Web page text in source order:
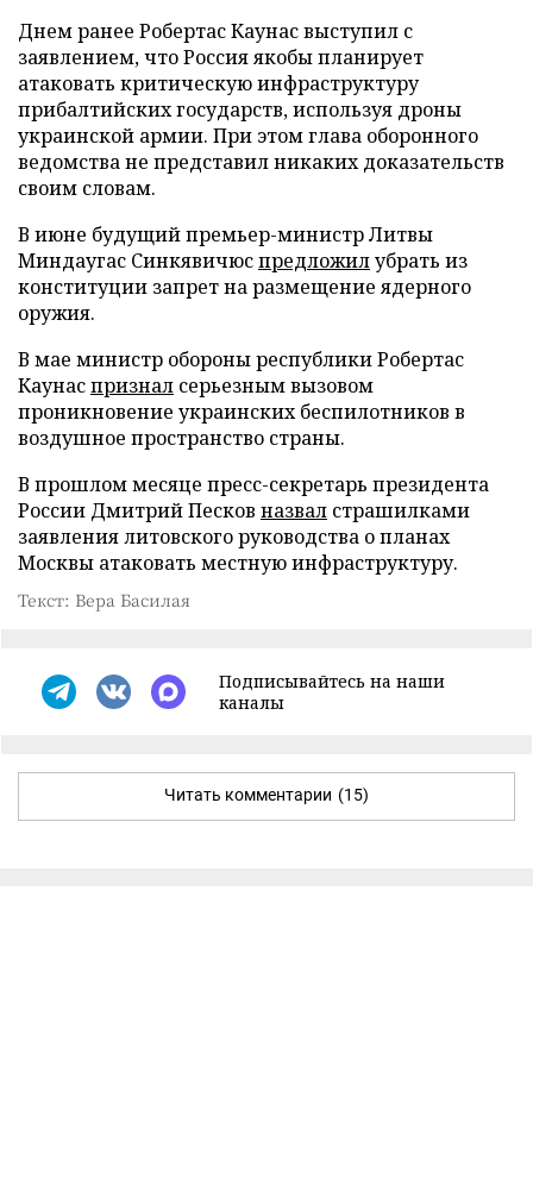
Днем ранее Робертас Каунас выступил с
заявлением, что Россия якобы планирует
атаковать критическую инфраструктуру
прибалтийских государств, используя дроны
украинской армии. При этом глава оборонного
ведомства не представил никаких доказательств
своим словам.
В июне будущий премьер-министр Литвы
Миндаугас Синкявичюспредложилубрать из
конституции запрет на размещение ядерного
оружия.
В мае министр обороны республики Робертас
Каунаспризнал серьезным вызовом
проникновение украинских беспилотников в
воздушное пространство страны.
В прошлом месяце пресс-секретарь президента
России Дмитрий Песков назвал страшилками
заявления литовского руководства о планах
Москвы атаковать местную инфраструктуру.
Текст: Вера Басилая
Подписывайтесь на наши
каналы
Читать комментарии (15)